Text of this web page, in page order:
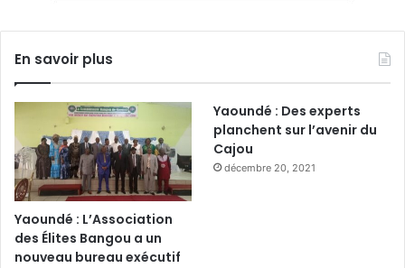
En savoir plus
Yaoundé : L’Association
des Élites Bangou a un
nouveau bureau exécutif
Yaoundé : Des experts
planchent sur l’avenir du
Cajou
décembre 20, 2021